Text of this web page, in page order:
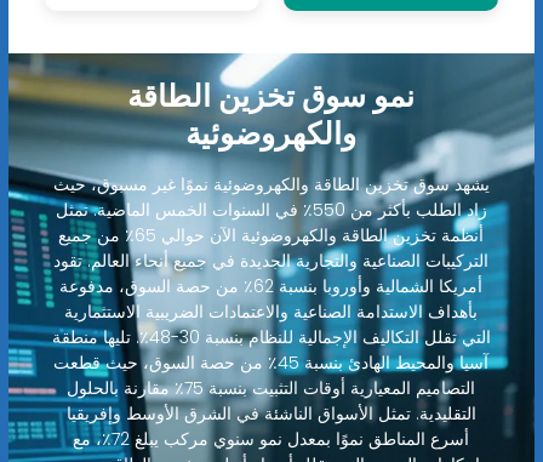
نمو سوق تخزين الطاقة
والكهروضوئية
يشهد سوق تخزين الطاقة والكهروضوئية نموًا غير مسبوق، حيث
زاد الطلب بأكثر من 550٪ في السنوات الخمس الماضية. تمثل
أنظمة تخزين الطاقة والكهروضوئية الآن حوالي 65٪ من جميع
التركيبات الصناعية والتجارية الجديدة في جميع أنحاء العالم. تقود
أمريكا الشمالية وأوروبا بنسبة 62٪ من حصة السوق، مدفوعة
بأهداف الاستدامة الصناعية والاعتمادات الضريبية الاستثمارية
التي تقلل التكاليف الإجمالية للنظام بنسبة 30-48٪. تليها منطقة
آسيا والمحيط الهادئ بنسبة 45٪ من حصة السوق، حيث قطعت
التصاميم المعيارية أوقات التثبيت بنسبة 75٪ مقارنة بالحلول
التقليدية. تمثل الأسواق الناشئة في الشرق الأوسط وإفريقيا
أسرع المناطق نموًا بمعدل نمو سنوي مركب يبلغ 72٪، مع